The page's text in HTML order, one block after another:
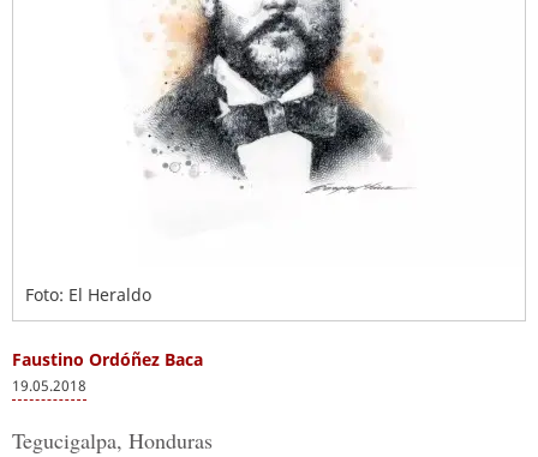
Foto: El Heraldo
Faustino Ordóñez Baca
19.05.2018
Tegucigalpa, Honduras